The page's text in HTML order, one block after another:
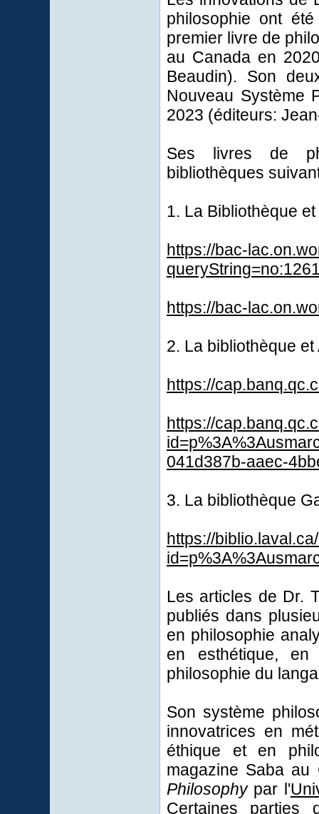
philosophie ont
premier livre de
au Canada en
Beaudin). Son
Nouveau Système
2023 (éditeurs:
Ses livres de
bibliothèques
1. La Bibliothèque
https://bac-
https://bac-
2. La bibliothèque
https://
https://
041d387b-aaec-
3. La bibliothèque
https://
Les articles de Dr.
publiés dans
en philosophie
en esthétique,
philosophie du
Son système
innovatrices en
éthique et en
magazine Saba
Philosophypar l'
Certaines parties